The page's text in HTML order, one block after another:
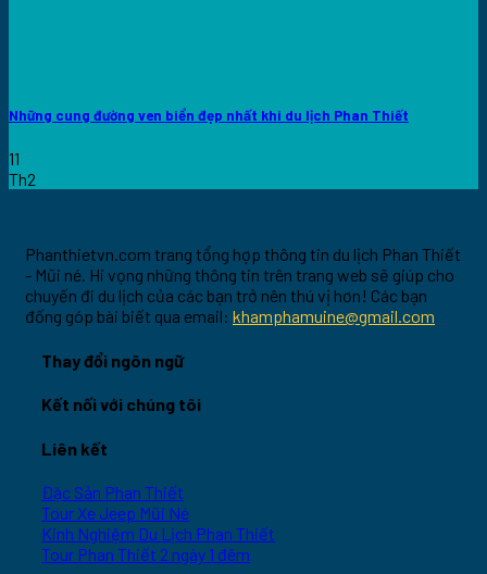
Những cung đường ven biển đẹp nhất khi du lịch Phan Thiết
11
Th2
Phanthietvn.com trang tổng hợp thông tin du lịch Phan Thiết
- Mũi né. Hi vọng những thông tin trên trang web sẽ giúp cho
chuyến đi du lịch của các bạn trở nên thú vị hơn! Các bạn
đống góp bài biết qua email: khamphamuine@gmail.com
Thay đổi ngôn ngữ
Kết nối với chúng tôi
Liên kết
Đặc Sản Phan Thiết
Tour Xe Jeep Mũi Né
Kinh Nghiệm Du Lịch Phan Thiết
Tour Phan Thiết 2 ngày 1 đêm